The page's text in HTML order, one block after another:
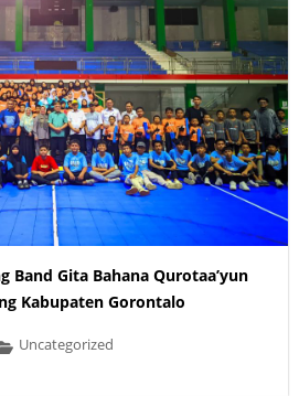
Band Gita Bahana Qurotaa’yun
Kabupaten Gorontalo
Uncategorized